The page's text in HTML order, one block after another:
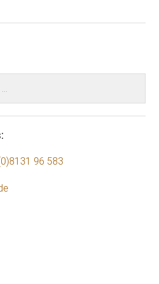
96 583